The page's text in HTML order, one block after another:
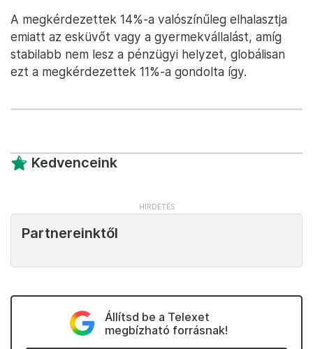
A megkérdezettek 14%-a valószínűleg elhalasztja
emiatt az esküvőt vagy a gyermekvállalást, amíg
stabilabb nem lesz a pénzügyi helyzet, globálisan
ezt a megkérdezettek 11%-a gondolta így.
Kedvenceink
Partnereinktől
Állítsd be a Telexet
megbízható forrásnak!